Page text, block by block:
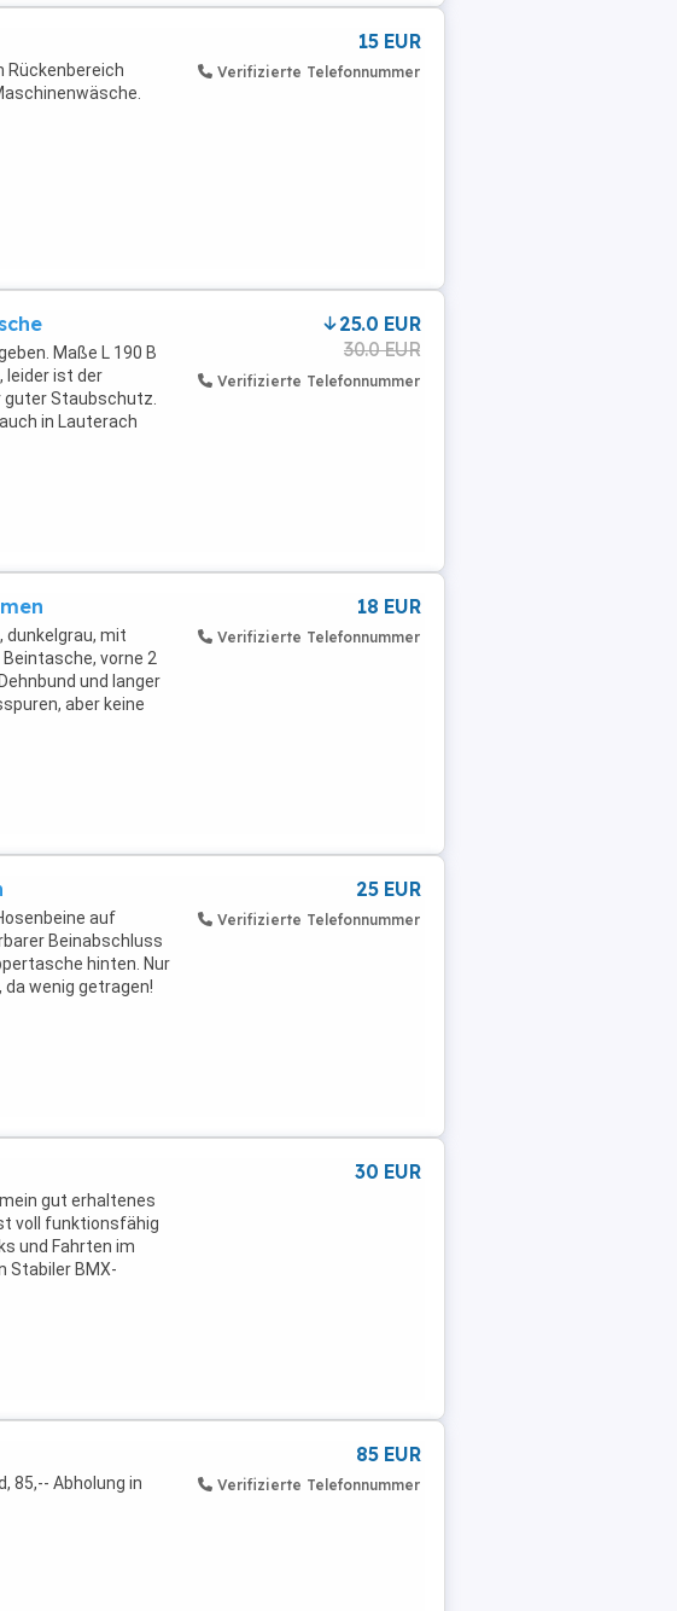
Rückenbereich
15 EUR
Verifizierte Telefonnummer
Maße L 190 B
leider ist der
guter Staubschutz.
in Lauterach
25.0 EUR
30.0 EUR
Verifizierte Telefonnummer
dunkelgrau, mit
vorne 2
und langer
aber keine
...
18 EUR
Verifizierte Telefonnummer
auf
Beinabschluss
hinten. Nur
da wenig getragen!
25 EUR
Verifizierte Telefonnummer
gut erhaltenes
voll funktionsfähig
und Fahrten im
Stabiler BMX-
30 EUR
85,-- Abholung in
85 EUR
Verifizierte Telefonnummer